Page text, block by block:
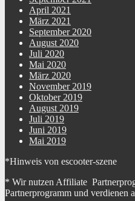
April 2021
März 2021
September 2020
August 2020
Juli 2020
Mai 2020
März 2020
November 2019
Oktober 2019
August 2019
Juli 2019
Juni 2019
Mai 2019
*Hinweis von escooter-szene
* Wir nutzen Affiliate
Partnerprogramm und verdienen